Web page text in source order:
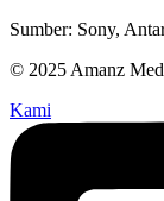
Sumber: Sony,
© 2025 Amanz
Kami